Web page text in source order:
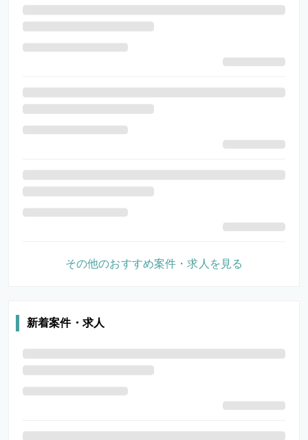
その他のおすすめ案件・求人を見る
新着案件・求人